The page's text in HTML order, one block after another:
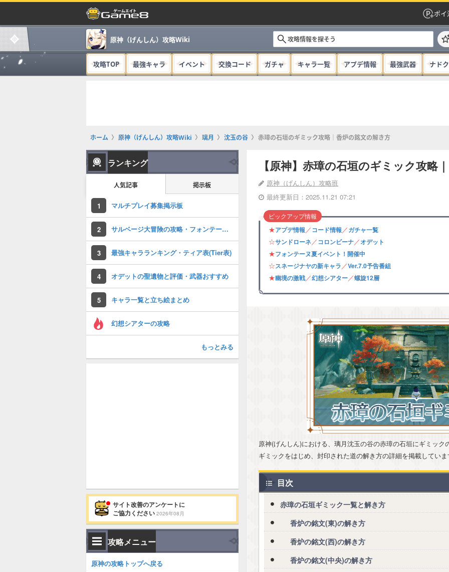
ポイ
原神（げんしん）攻略Wiki
攻略TOP 最強キャラ イベント 交換コード ガチャ キャラ一覧 アプデ情報 最強武器 ナド
ホーム 原神（げんしん）攻略Wiki 璃月 沈玉の谷 赤璋の石垣のギミック攻略｜香炉の銘文の解き方
【原神】赤璋の石垣のギミック攻略
原神（げんしん）攻略班
最終更新日：2025.11.21 07:21
★アプデ情報／コード情報／ガチャ一覧
☆サンドローネ／コロンビーナ／オデット
★フォンテーヌ夏イベント！開催中
☆スネージナヤの新キャラ／Ver.7.0予告番組
★幽境の激戦／幻想シアター／螺旋12層
ピックアップ情報
原神(げんしん)における、璃月沈玉の谷の赤璋の石垣にギミッ
ギミックをはじめ、封印された道の解き方の詳細を掲載してい
目次
赤璋の石垣ギミック一覧と解き方
香炉の銘文(東)の解き方
香炉の銘文(西)の解き方
香炉の銘文(中央)の解き方
ランキング
人気記事 掲示板
1 マルチプレイ募集掲示板
2 サルベージ大冒険の攻略・フォンテーヌ夏イベント
3 最強キャラランキング・ティア表(Tier表)
4 オデットの聖遺物と評価・武器おすすめ
5 キャラ一覧と立ち絵まとめ
幻想シアターの攻略
もっとみる
サイト改善のアンケートに
ご協力ください 2026年08月
攻略メニュー
原神の攻略トップへ戻る